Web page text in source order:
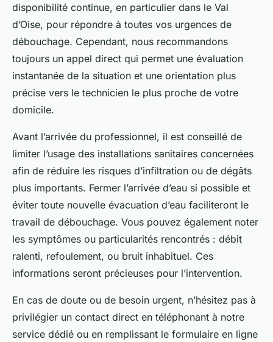
disponibilité continue, en particulier dans le Val
d’Oise, pour répondre à toutes vos urgences de
débouchage. Cependant, nous recommandons
toujours un appel direct qui permet une évaluation
instantanée de la situation et une orientation plus
précise vers le technicien le plus proche de votre
domicile.
Avant l’arrivée du professionnel, il est conseillé de
limiter l’usage des installations sanitaires concernées
afin de réduire les risques d’infiltration ou de dégâts
plus importants. Fermer l’arrivée d’eau si possible et
éviter toute nouvelle évacuation d’eau faciliteront le
travail de débouchage. Vous pouvez également noter
les symptômes ou particularités rencontrés : débit
ralenti, refoulement, ou bruit inhabituel. Ces
informations seront précieuses pour l’intervention.
En cas de doute ou de besoin urgent, n’hésitez pas à
privilégier un contact direct en téléphonant à notre
service dédié ou en remplissant le formulaire en ligne